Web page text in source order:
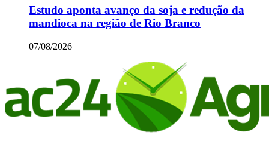
Estudo aponta avanço da soja e redução da
mandioca na região de Rio Branco
07/08/2026